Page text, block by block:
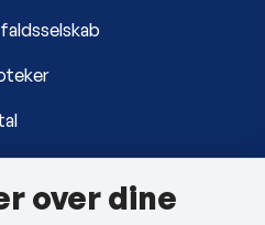
over dine